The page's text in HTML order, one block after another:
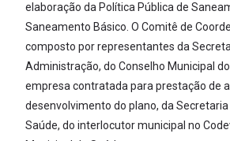
elaboração da Política Pública de
Saneamento Básico. O Comitê de
composto por representantes da
Administração, do Conselho Municipal
empresa contratada para prestação de
desenvolvimento do plano, da
Saúde, do interlocutor municipal no